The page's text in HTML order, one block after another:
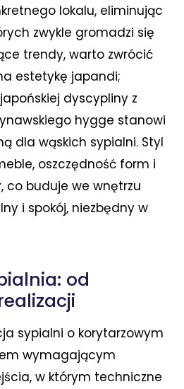
lokalu, eliminując
zwykle gromadzi się
trendy, warto zwrócić
estetykę japandi;
dyscypliny z
hygge stanowi
dla wąskich sypialni. Styl
oszczędność form i
co buduje we wnętrzu
i spokój, niezbędny w
od
sypialni o korytarzowym
wymagającym
w którym techniczne